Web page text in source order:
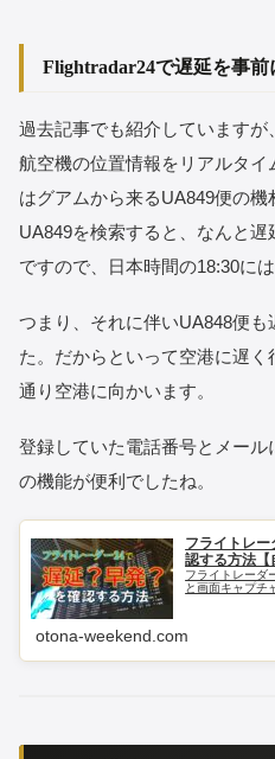
Flightradar24で遅延を事前
過去記事でも紹介していますが
航空機の位置情報をリアルタ
はグアムから来るUA849便の機
UA849を検索すると、なんと
ですので、日本時間の18:30に
つまり、それに伴いUA848便
た。だからといって空港に遅
通り空港に向かいます。
登録していた電話番号とメール
の機能が便利でしたね。
フライトレ
認する方法【
フライトレーダ
と画面キャプチ
otona-weekend.com